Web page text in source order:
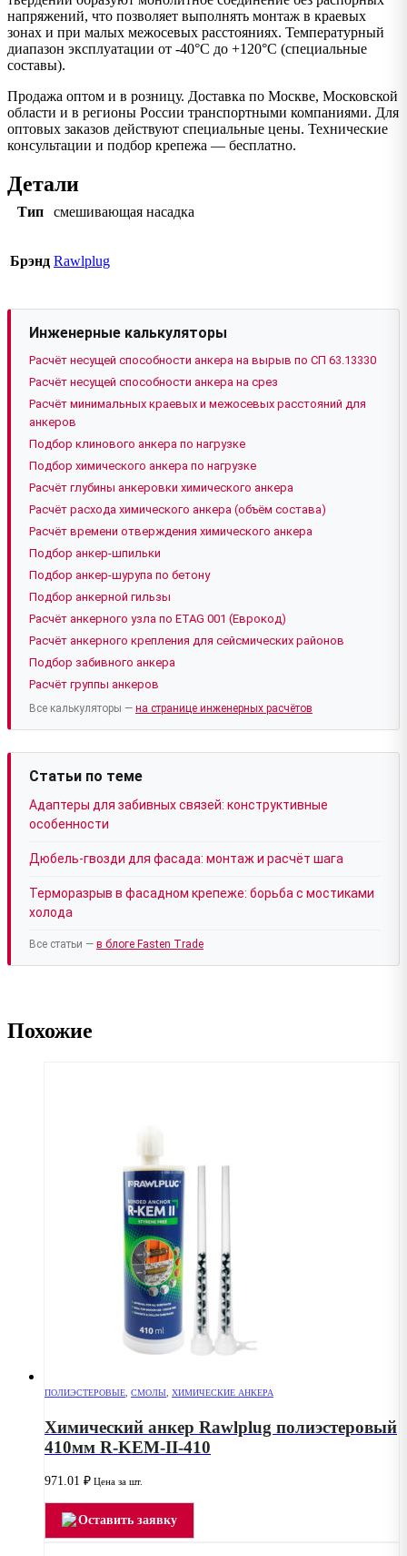
напряжений, что позволяет выполнять монтаж в краевых
зонах и при малых межосевых расстояниях. Температурный
диапазон эксплуатации от -40°C до +120°C (специальные
составы).
Продажа оптом и в розницу. Доставка по Москве, Московской
области и в регионы России транспортными компаниями. Для
оптовых заказов действуют специальные цены. Технические
консультации и подбор крепежа — бесплатно.
Детали
Тип смешивающая насадка
Брэнд Rawlplug
Инженерные калькуляторы
Расчёт несущей способности анкера на вырыв по СП 63.13330
Расчёт несущей способности анкера на срез
Расчёт минимальных краевых и межосевых расстояний для
анкеров
Подбор клинового анкера по нагрузке
Подбор химического анкера по нагрузке
Расчёт глубины анкеровки химического анкера
Расчёт расхода химического анкера (объём состава)
Расчёт времени отверждения химического анкера
Подбор анкер-шпильки
Подбор анкер-шурупа по бетону
Подбор анкерной гильзы
Расчёт анкерного узла по ETAG 001 (Еврокод)
Расчёт анкерного крепления для сейсмических районов
Подбор забивного анкера
Расчёт группы анкеров
Все калькуляторы — на странице инженерных расчётов
Статьи по теме
Адаптеры для забивных связей: конструктивные
особенности
Дюбель-гвозди для фасада: монтаж и расчёт шага
Терморазрыв в фасадном крепеже: борьба с мостиками
холода
Все статьи — в блоге Fasten Trade
Похожие
ПОЛИЭСТЕРОВЫЕ, СМОЛЫ, ХИМИЧЕСКИЕ АНКЕРА
Химический анкер Rawlplug полиэстеровый
410мм R-KEM-II-410
971.01 ₽ Цена за шт.
Оставить заявку